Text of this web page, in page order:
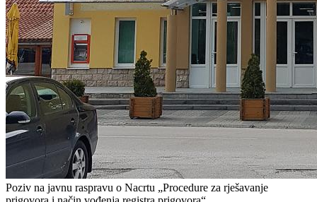
Poziv na javnu raspravu o Nacrtu „Procedure za rješavanje